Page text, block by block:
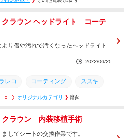
ラウン ヘッドライト コーテ
より傷や汚れで汚くなったヘッドライト
2022/06/25
レコ コーティング スズキ
ダー オイル交換 メンテナンス
安い 持込 持ち込み
け 取付 整備
オリジナルカテゴリ 磨き
ラウン 内装移植手術
してシートの交換作業です。